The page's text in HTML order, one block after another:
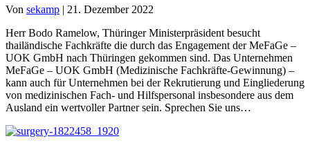
Von sekamp | 21. Dezember 2022
Herr Bodo Ramelow, Thüringer Ministerpräsident besucht
thailändische Fachkräfte die durch das Engagement der MeFaGe –
UOK GmbH nach Thüringen gekommen sind. Das Unternehmen
MeFaGe – UOK GmbH (Medizinische Fachkräfte-Gewinnung) –
kann auch für Unternehmen bei der Rekrutierung und Eingliederung
von medizinischen Fach- und Hilfspersonal insbesondere aus dem
Ausland ein wertvoller Partner sein. Sprechen Sie uns…